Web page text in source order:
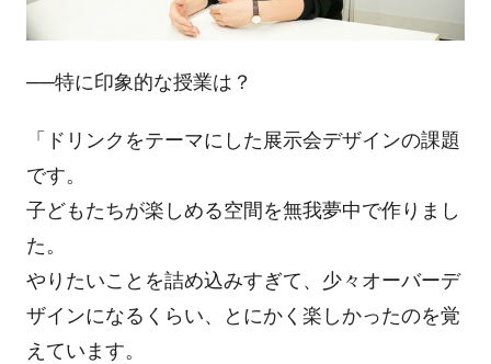
──特に印象的な授業は？
「ドリンクをテーマにした展示会デザインの課題
です。
子どもたちが楽しめる空間を無我夢中で作りまし
た。
やりたいことを詰め込みすぎて、少々オーバーデ
ザインになるくらい、とにかく楽しかったのを覚
えています。